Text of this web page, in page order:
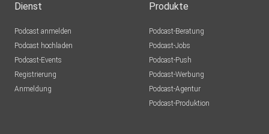
Vielen Dank fürs Zuhören!
Wir, Silvia und ich, wünschen dir eine wundervolle Zeit. Bleib
kreativ - und hör doch einfach noch mal in die alten Folgen
Dienst
Podcast anmelden
Podcast hochladen
Podcast-Events
Registrierung
Anmeldung
Produkte
Podcast-Beratung
Podcast-Jobs
Podcast-Push
Podcast-Werbung
Podcast-Agentur
Podcast-Produktion